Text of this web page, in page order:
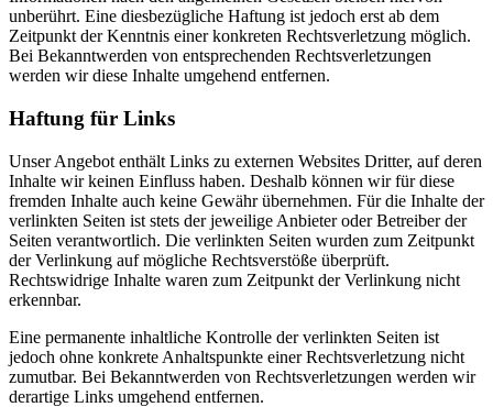
unberührt. Eine diesbezügliche Haftung ist jedoch erst ab dem
Zeitpunkt der Kenntnis einer konkreten Rechtsverletzung möglich.
Bei Bekanntwerden von entsprechenden Rechtsverletzungen
werden wir diese Inhalte umgehend entfernen.
Haftung für Links
Unser Angebot enthält Links zu externen Websites Dritter, auf deren
Inhalte wir keinen Einfluss haben. Deshalb können wir für diese
fremden Inhalte auch keine Gewähr übernehmen. Für die Inhalte der
verlinkten Seiten ist stets der jeweilige Anbieter oder Betreiber der
Seiten verantwortlich. Die verlinkten Seiten wurden zum Zeitpunkt
der Verlinkung auf mögliche Rechtsverstöße überprüft.
Rechtswidrige Inhalte waren zum Zeitpunkt der Verlinkung nicht
erkennbar.
Eine permanente inhaltliche Kontrolle der verlinkten Seiten ist
jedoch ohne konkrete Anhaltspunkte einer Rechtsverletzung nicht
zumutbar. Bei Bekanntwerden von Rechtsverletzungen werden wir
derartige Links umgehend entfernen.